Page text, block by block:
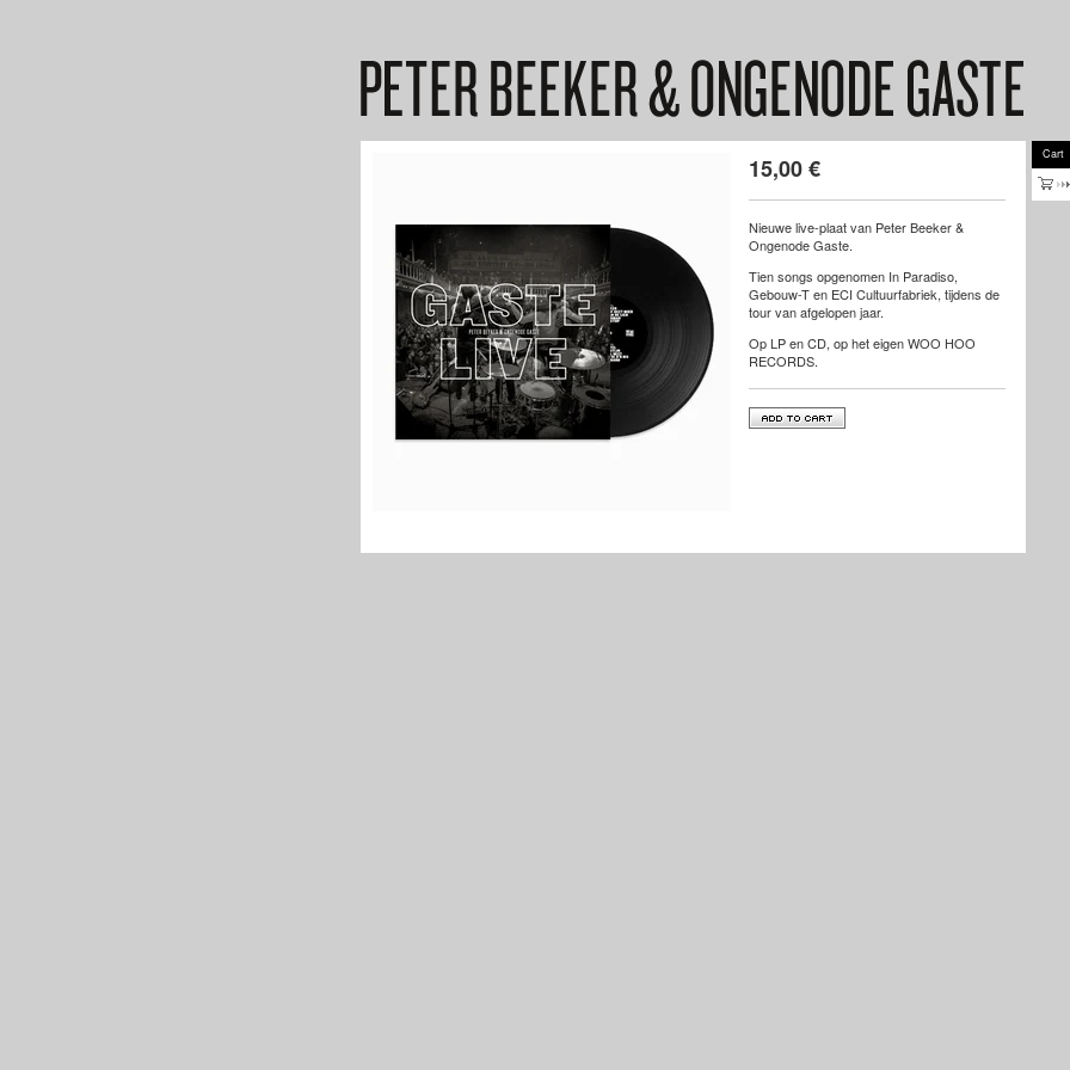
15,00€
Nieuwe live-plaat van Peter Beeker &
Ongenode Gaste.
Tien songs opgenomen In Paradiso,
Gebouw-T en ECI Cultuurfabriek, tijdens de
tour van afgelopen jaar.
Op LP en CD, op het eigen WOO HOO
RECORDS.
Cart